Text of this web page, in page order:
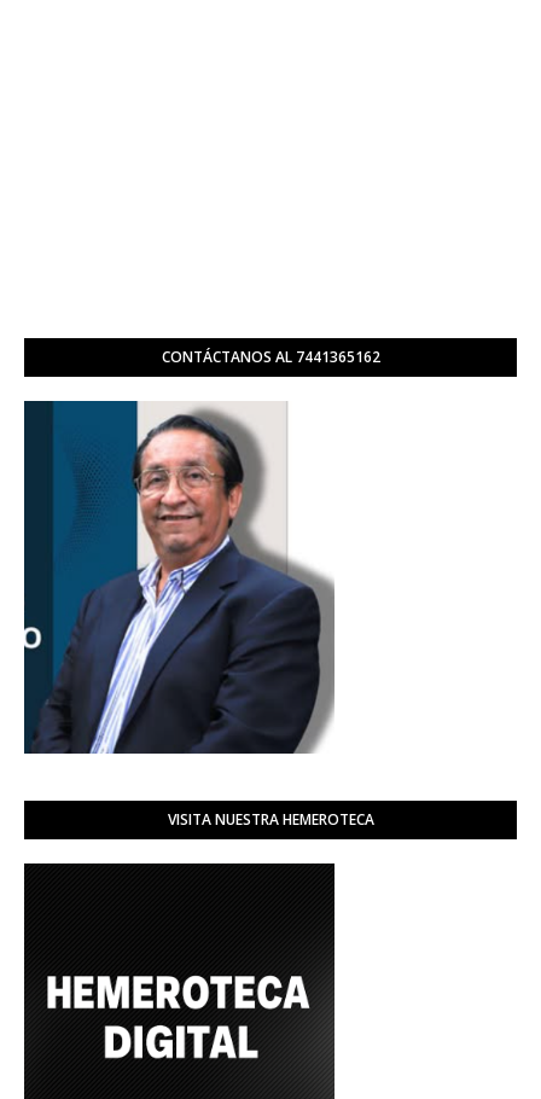
CONTÁCTANOS AL 7441365162
VISITA NUESTRA HEMEROTECA